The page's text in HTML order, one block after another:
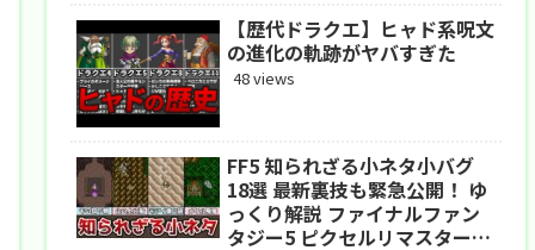
【歴代ドラクエ】ヒャド系呪文
の進化の軌跡がヤバすぎた
48 views
FF5 知られざる小ネタ小バグ
18選 最新裏技も緊急公開！ ゆ
っくり解説 ファイナルファン
タジー5 ピクセルリマスター